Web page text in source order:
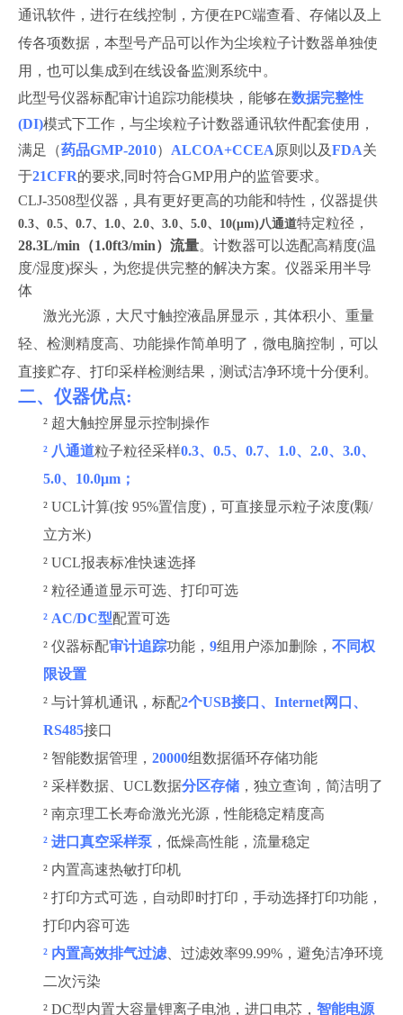
通讯软件，进行在线控制，方便在PC端查看、存储以及上
传各项数据，本型号产品可以作为尘埃粒子计数器单独使
用，也可以集成到在线设备监测系统中。
此型号仪器标配审计追踪功能模块，能够在数据完整性
(DI)模式下工作，与尘埃粒子计数器通讯软件配套使用，
满足（药品GMP-2010） ALCOA+CCEA原则以及FDA关
于21CFR的要求,同时符合GMP用户的监管要求。
CLJ-3508型仪器 ， 具有更好更高的功能和特性，仪器提供
0.3、0.5、0.7、1.0、2.0、3.0、5.0、10(μm)八通道特定粒径，
28.3L/min（1.0ft3/min）流量。计数器可以选配高精度(温
度/湿度)探头，为您提供完整的解决方案。 仪器采用半导
体
激光光源， 大尺寸触控液晶屏显示，其体积小、重量
轻、检测精度高、功能操作简单明了 ， 微电脑控制，可以
直接贮存、打印采样检测结果，测试洁净环境十分便利。
二、 仪器优点:
² 超大触控屏显示控制操作
² 八通道粒子粒径采样0.3、0.5、0.7、1.0、2.0、3.0、
5.0、10.0μm；
² UCL计算(按 95%置信度)，可直接显示粒子浓度(颗/
立方米)
² UCL报表标准快速选择
² 粒径通道显示可选、打印可选
² AC/DC型配置可选
² 仪器标配审计追踪功能， 9组用户添加删除， 不同权
限设置
² 与计算机通讯，标配2个USB接口、Internet网口、
RS485接口
² 智能数据管理， 20000组数据循环存储功能
² 采样数据、 UCL数据分区存储 ，独立查询，简洁明了
² 南京理工长寿命激光光源，性能稳定精度高
² 进口真空采样泵 ，低燥高性能，流量稳定
² 内置高速热敏打印机
² 打印方式可选，自动即时打印，手动选择打印功能，
打印内容可选
² 内置高效排气过滤 、过滤效率99.99%，避免洁净环境
二次污染
² DC型内置大容量锂离子电池，进口电芯， 智能电源